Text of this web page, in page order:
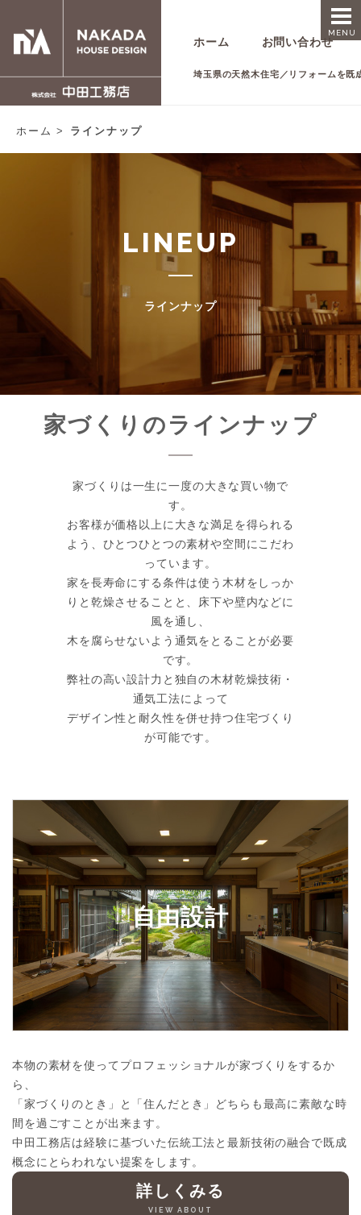
MENU
埼玉県の天然木住宅／リフォームを既
ホーム お問い合わせ
ホーム ラインナップ
LINEUP
ラインナップ
家づくりのラインナップ
家づくりは一生に一度の大きな買い物で
す。
お客様が価格以上に大きな満足を得られる
よう、ひとつひとつの素材や空間にこだわ
っています。
家を長寿命にする条件は使う木材をしっか
りと乾燥させることと、床下や壁内などに
風を通し、
木を腐らせないよう通気をとることが必要
です。
弊社の高い設計力と独自の木材乾燥技術・
通気工法によって
デザイン性と耐久性を併せ持つ住宅づくり
が可能です。
自由設計
本物の素材を使ってプロフェッショナルが家づくりをするか
ら、
「家づくりのとき」と「住んだとき」どちらも最高に素敵な時
間を過ごすことが出来ます。
中田工務店は経験に基づいた伝統工法と最新技術の融合で既成
概念にとらわれない提案をします。
詳しくみる
VIEW ABOUT